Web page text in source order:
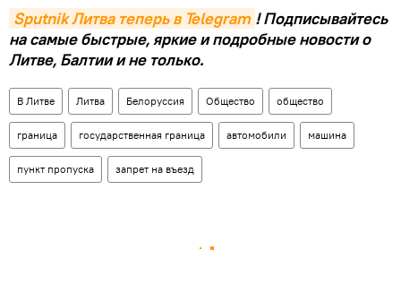
Sputnik Литва теперь в Telegram ! Подписывайтесь
на самые быстрые, яркие и подробные новости о
Литве, Балтии и не только.
В Литве Литва Белоруссия Общество общество
граница государственная граница автомобили машина
пункт пропуска запрет на въезд